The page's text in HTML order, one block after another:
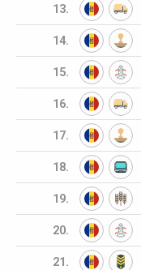
13.
14.
15.
16.
17.
18.
19.
20.
21.